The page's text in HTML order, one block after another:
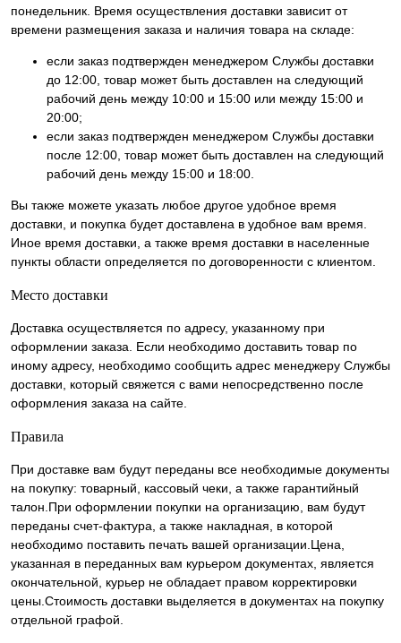
понедельник. Время осуществления доставки зависит от
времени размещения заказа и наличия товара на складе:
если заказ подтвержден менеджером Службы доставки
до 12:00, товар может быть доставлен на следующий
рабочий день между 10:00 и 15:00 или между 15:00 и
20:00;
если заказ подтвержден менеджером Службы доставки
после 12:00, товар может быть доставлен на следующий
рабочий день между 15:00 и 18:00.
Вы также можете указать любое другое удобное время
доставки, и покупка будет доставлена в удобное вам время.
Иное время доставки, а также время доставки в населенные
пункты области определяется по договоренности с клиентом.
Место доставки
Доставка осуществляется по адресу, указанному при
оформлении заказа. Если необходимо доставить товар по
иному адресу, необходимо сообщить адрес менеджеру Службы
доставки, который свяжется с вами непосредственно после
оформления заказа на сайте.
Правила
При доставке вам будут переданы все необходимые документы
на покупку: товарный, кассовый чеки, а также гарантийный
талон.При оформлении покупки на организацию, вам будут
переданы счет-фактура, а также накладная, в которой
необходимо поставить печать вашей организации.Цена,
указанная в переданных вам курьером документах, является
окончательной, курьер не обладает правом корректировки
цены.Стоимость доставки выделяется в документах на покупку
отдельной графой.